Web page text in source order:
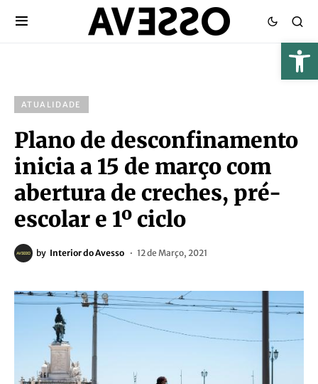
ATUALIDADE
Plano de desconfinamento
inicia a 15 de março com
abertura de creches, pré-
escolar e 1º ciclo
by Interior do Avesso 12 de Março, 2021